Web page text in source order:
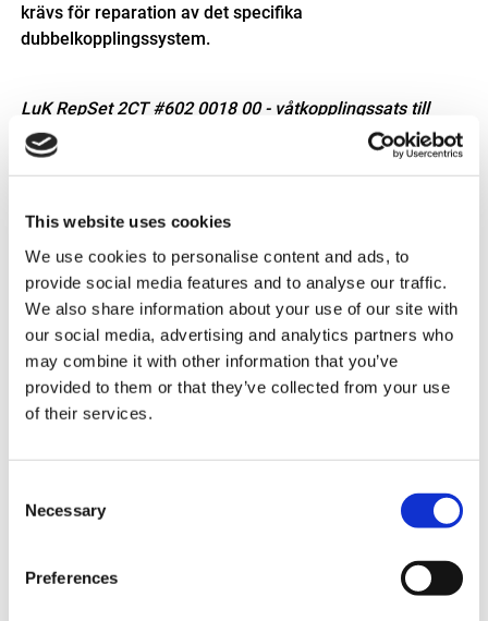
This website uses cookies
We use cookies to personalise content and ads, to
provide social media features and to analyse our traffic.
We also share information about your use of our site with
our social media, advertising and analytics partners who
may combine it with other information that you’ve
provided to them or that they’ve collected from your use
of their services.
Selection
Necessary
Preferences
krävs för reparation av det specifika
dubbelkopplingssystem.
LuK RepSet 2CT #602 0018 00 - våtkopplingssats till
VAG 7-växlad DQ500 växellåda
OE Referenser:
VAG0BH 398 029 A
0BH 398 029 B
1. Dubbel våtkoppling
2. Låsring till lock
3. Bricka